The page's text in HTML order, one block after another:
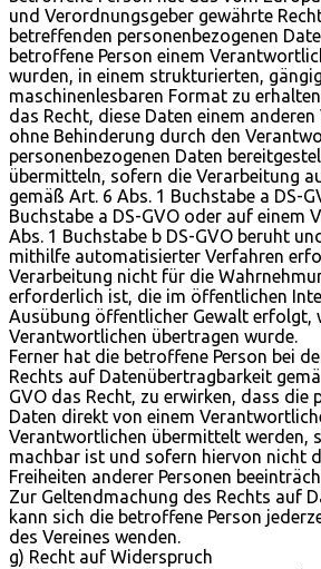
und Verordnungsgeber gewährte
betreffenden personenbezogenen
betroffene Person einem
wurden, in einem strukturierten,
maschinenlesbaren Format zu
das Recht, diese Daten einem
ohne Behinderung durch den
personenbezogenen Daten
übermitteln, sofern die Verarbeitung
gemäß Art. 6 Abs. 1 Buchstabe a DS-
Buchstabe a DS-GVO oder auf einem
Abs. 1 Buchstabe b DS-GVO beruht
mithilfe automatisierter Verfahren
Verarbeitung nicht für die
erforderlich ist, die im öffentlichen
Ausübung öffentlicher Gewalt erfolgt,
Verantwortlichen übertragen wurde.
Ferner hat die betroffene Person bei
Rechts auf Datenübertragbarkeit
GVO das Recht, zu erwirken, dass die
Daten direkt von einem
Verantwortlichen übermittelt werden,
machbar ist und sofern hiervon nicht
Freiheiten anderer Personen
Zur Geltendmachung des Rechts auf
kann sich die betroffene Person
des Vereines wenden.
g) Recht auf Widerspruch